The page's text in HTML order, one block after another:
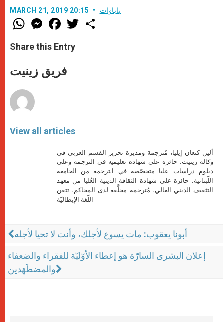
MARCH 21, 2019 20:15 باباوات
W
h
t
s
p
p
M
e
s
e
g
e
F
a
e
b
o
k
w
Share this Entry
فريق زينيت
View all articles
ألين كنعان إيليا، مُترجمة ومديرة تحرير القسم العربي في
وكالة زينيت. حائزة على شهادة تعليمية في الترجمة وعلى
دبلوم دراسات عليا متخصّصة في الترجمة من الجامعة
اللّبنانية. حائزة على شهادة الثقافة الدينية العُليا من معهد
التثقيف الديني العالي. مُترجمة محلَّفة لدى المحاكم. تتقن
اللّغة الإيطاليّة
أبونا يعقوب: مات يسوع لأجلك، وأنت لا تحيا لأجله
إعلان البشرى السارّة هو إعطاء الأوّليّة للفقراء والضعفاء
والمضطَهَدين